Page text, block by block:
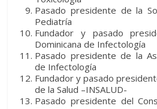
Pasado presidente de la
Pediatría
Fundador y pasado
Dominicana de Infectología
Pasado presidente de la
de Infectología
Fundador y pasado
de la Salud –INSALUD-
Pasado presidente del